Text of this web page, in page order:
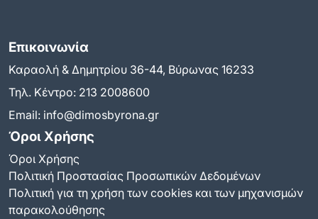
Επικοινωνία
Καραολή & Δημητρίου 36-44, Βύρωνας 16233
Τηλ. Κέντρο: 213 2008600
Email: info@dimosbyrona.gr
Όροι Χρήσης
Όροι Χρήσης
Πολιτική Προστασίας Προσωπικών Δεδομένων
Πολιτική για τη χρήση των cookies και των μηχανισμών
παρακολούθησης